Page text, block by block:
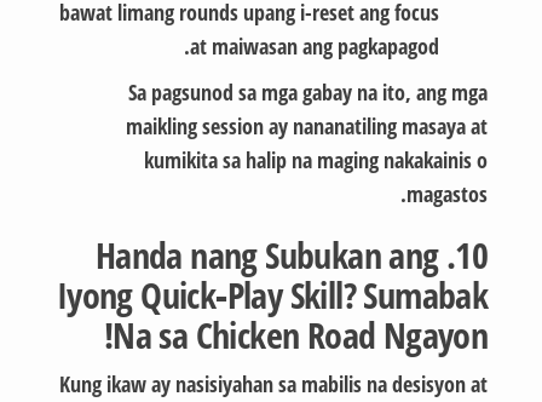
bawat limang rounds upang i-reset ang focus
at maiwasan ang pagkapagod.
Sa pagsunod sa mga gabay na ito, ang mga
maikling session ay nananatiling masaya at
kumikita sa halip na maging nakakainis o
magastos.
10. Handa nang Subukan ang
Iyong Quick‑Play Skill? Sumabak
Na sa Chicken Road Ngayon!
Kung ikaw ay nasisiyahan sa mabilis na desisyon at